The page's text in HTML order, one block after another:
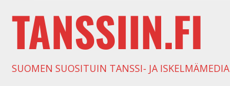
TANSSIIN.FI
SUOMEN SUOSITUIN TANSSI- JA ISKELMÄMEDIA